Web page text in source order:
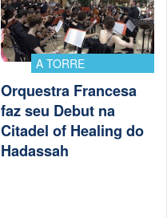
A TORRE
Orquestra Francesa
faz seu Debut na
Citadel of Healing do
Hadassah